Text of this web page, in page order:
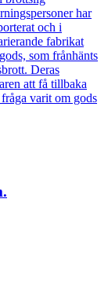
har
och i
fabrikat
som frånhänts
Deras
att få tillbaka
varit om gods